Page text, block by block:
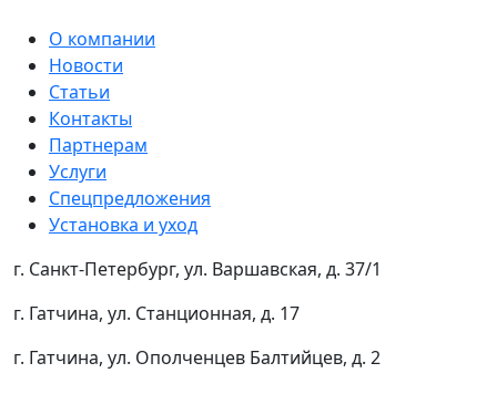
О компании
Новости
Статьи
Контакты
Партнерам
Услуги
Спецпредложения
Установка и уход
г. Санкт-Петербург, ул. Варшавская, д. 37/1
г. Гатчина, ул. Станционная, д. 17
г. Гатчина, ул. Ополченцев Балтийцев, д. 2